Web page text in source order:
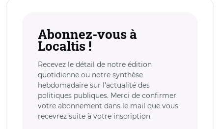
Abonnez-vous à
Localtis !
Recevez le détail de notre édition
quotidienne ou notre synthèse
hebdomadaire sur l’actualité des
politiques publiques. Merci de confirmer
votre abonnement dans le mail que vous
recevrez suite à votre inscription.